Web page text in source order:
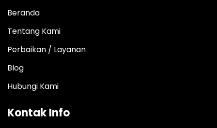
Beranda
Tentang Kami
Perbaikan / Layanan
Blog
Hubungi Kami
Kontak Info